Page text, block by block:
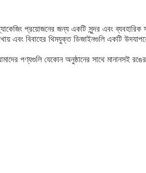
প্রয়োজনের জন্য একটি সুন্দর এবং ব্যবহারিক
এবং বিবাহের থিমযুক্ত ডিজাইনগুলি একটি
পণ্যগুলি যেকোন অনুষ্ঠানের সাথে মানানসই